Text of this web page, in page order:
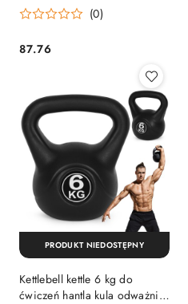
różowy ModernHome
(0)
Cena:
87.76
Kettlebell kettle 6 kg do
ćwiczeń hantla kula odważnik
PRODUKT NIEDOSTĘPNY